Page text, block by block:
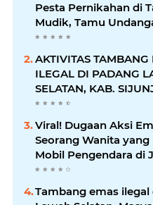
Pesta Pernikahan di
Mudik, Tamu
dalam Suasana Penuh
AKTIVITAS TAMBANG
ILEGAL DI PADANG
SELATAN, KAB.
SUMBAR SEMAKIN
MERAJALELA
Viral! Dugaan Aksi
Seorang Wanita
Mobil Pengendara di
Khatib Sulaiman
Tambang emas ilegal